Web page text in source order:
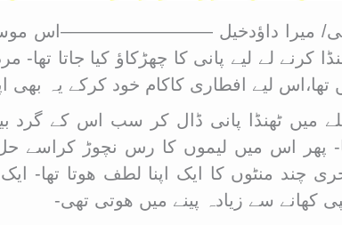
میرا داؤدخیل ————————–اس موسم
کرنے لے لیے پانی کا چھڑکاؤ کیا جاتا
تھا،اس لیے افطاری کاکام خود کرکے یہ بھی
میں ٹھنڈا پانی ڈال کر سب اس کے
پھر اس میں لیموں کا رس نچوڑ کراسے
چند منٹوں کا ایک اپنا لطف ھوتا
کھانے سے زیادہ پینے میں ھوتی تھی-